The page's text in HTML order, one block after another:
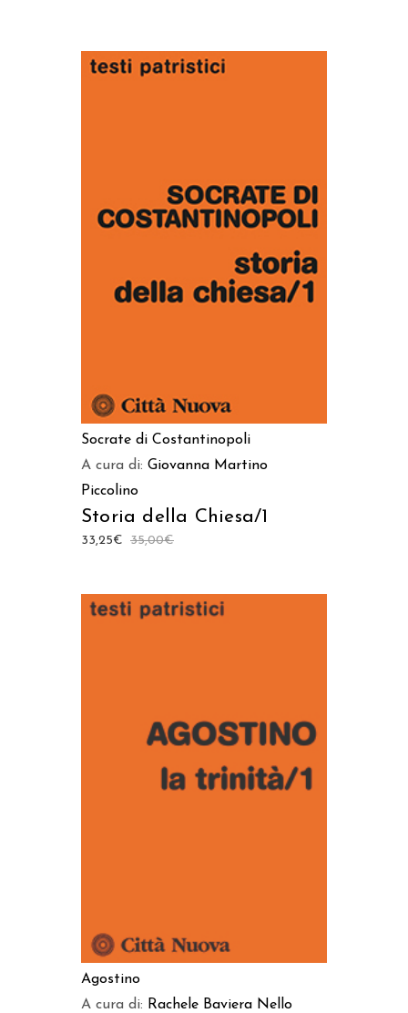
Socrate di Costantinopoli
A cura di: Giovanna Martino
Piccolino
Storia della Chiesa/1
35,00€
33,25€
AGGIUNGI AL CARRELLO
Agostino
A cura di: Rachele Baviera Nello